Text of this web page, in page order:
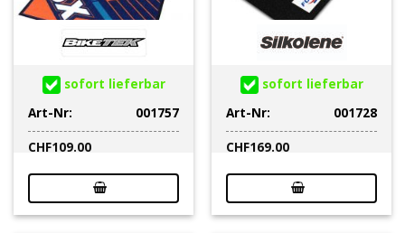
sofort lieferbar
Art-Nr:
001757
CHF109.00
sofort lieferbar
Art-Nr:
001728
CHF169.00